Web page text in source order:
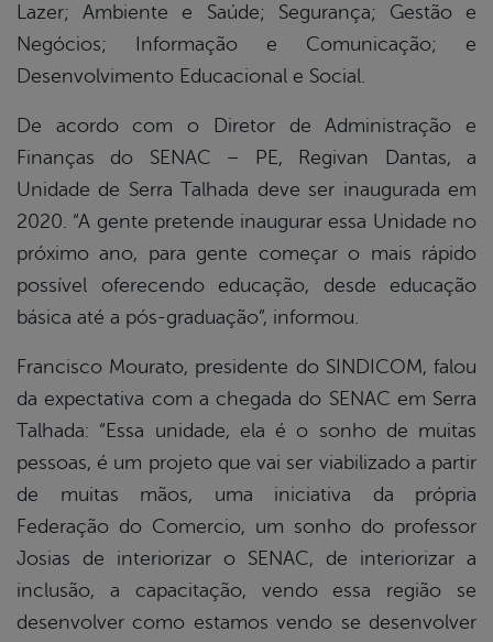
Lazer; Ambiente e Saúde; Segurança; Gestão e
Negócios; Informação e Comunicação; e
Desenvolvimento Educacional e Social.
De acordo com o Diretor de Administração e
Finanças do SENAC – PE, Regivan Dantas, a
Unidade de Serra Talhada deve ser inaugurada em
2020. “A gente pretende inaugurar essa Unidade no
próximo ano, para gente começar o mais rápido
possível oferecendo educação, desde educação
básica até a pós-graduação”, informou.
Francisco Mourato, presidente do SINDICOM, falou
da expectativa com a chegada do SENAC em Serra
Talhada: “Essa unidade, ela é o sonho de muitas
pessoas, é um projeto que vai ser viabilizado a partir
de muitas mãos, uma iniciativa da própria
Federação do Comercio, um sonho do professor
Josias de interiorizar o SENAC, de interiorizar a
inclusão, a capacitação, vendo essa região se
desenvolver como estamos vendo se desenvolver